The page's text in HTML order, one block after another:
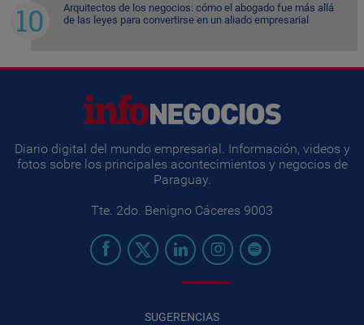
Arquitectos de los negocios: cómo el abogado fue más allá
de las leyes para convertirse en un aliado empresarial
Diario digital del mundo empresarial. Información, videos y
fotos sobre los principales acontecimientos y negocios de
Paraguay.
Tte. 2do. Benigno Cáceres 9003
SUGERENCIAS